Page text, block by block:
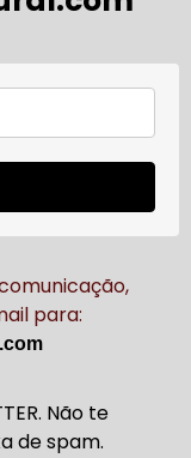
para:
Não te
de spam.